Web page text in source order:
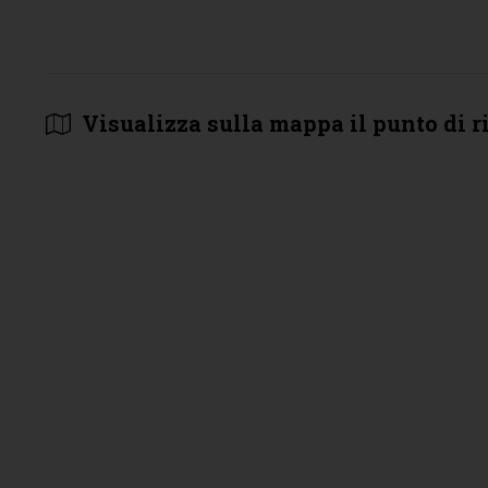
Visualizza sulla mappa il punto di